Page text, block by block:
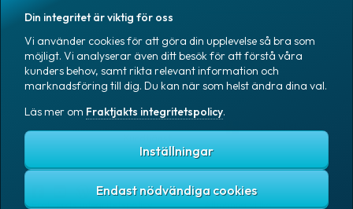
Märkning
Emballage
Emballagetillbehör
Kontorsvaror
Pressrum
Medarbetare
Jobb & karriär
Nyhetsarkiv
Blogg
Skapa konto
Fraktjakts integritetspolicy Allmänna villkor
Din integritet är viktig för oss
Vi använder cookies för att göra din upplevelse så bra som
möjligt. Vi analyserar även ditt besök för att förstå våra
kunders behov, samt rikta relevant information och
marknadsföring till dig. Du kan när som helst ändra dina val.
Läs mer om Fraktjakts integritetspolicy.
Inställningar
Endast nödvändiga cookies